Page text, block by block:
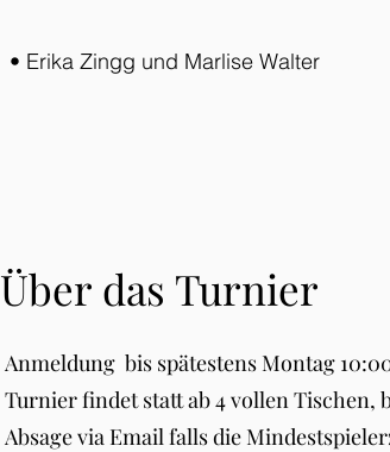
• Erika Zingg und Marlise Walter
Über das Turnier
Anmeldung bis spätestens Montag
Turnier findet statt ab 4 vollen Tischen,
Absage via Email falls die